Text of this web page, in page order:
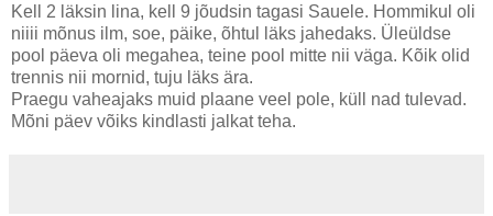
Kell 2 läksin lina, kell 9 jõudsin tagasi Sauele. Hommikul oli
niiii mõnus ilm, soe, päike, õhtul läks jahedaks. Üleüldse
pool päeva oli megahea, teine pool mitte nii väga. Kõik olid
trennis nii mornid, tuju läks ära.
Praegu vaheajaks muid plaane veel pole, küll nad tulevad.
Mõni päev võiks kindlasti jalkat teha.